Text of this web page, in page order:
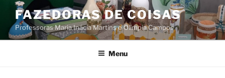
Saltar
conteúdo
FAZEDORAS DE COISAS
Professoras Maria Inácia Martins e Olímpia Campos
Menu